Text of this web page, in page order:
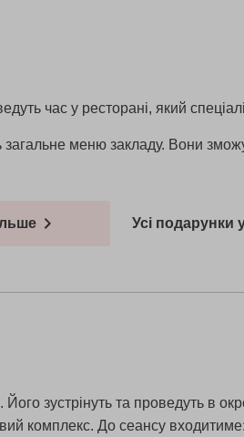
час у ресторані, який
меню закладу. Вони
Усі подарунки у
Його зустрінуть та проведуть в
комплекс. До сеансу входитиме: